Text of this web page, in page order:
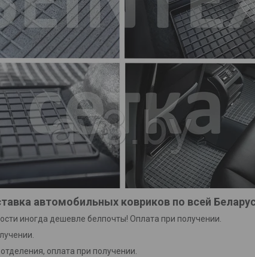
автомобильных ковриков по всей
иногда дешевле белпочты! Оплата при получении.
оплата при получении.